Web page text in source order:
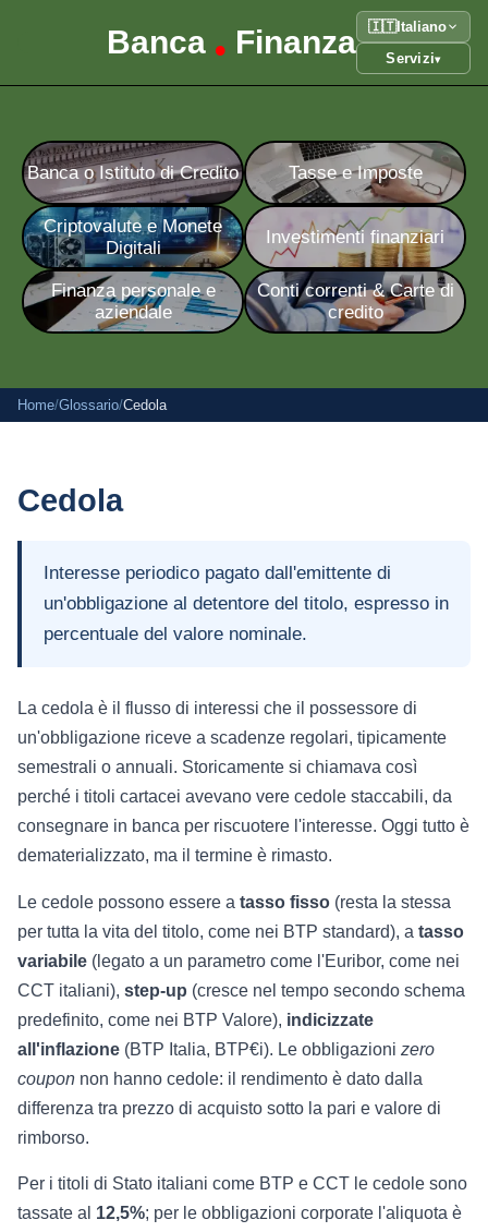
Banca • Finanza 🇮🇹 Italiano
Servizi▾
Banca o Istituto di Credito Tasse e Imposte
Criptovalute e Monete
Digitali
Investimenti finanziari
Finanza personale e
aziendale
Conti correnti & Carte di
credito
Home/Glossario/Cedola
Cedola
Interesse periodico pagato dall'emittente di
un'obbligazione al detentore del titolo, espresso in
percentuale del valore nominale.
La cedola è il flusso di interessi che il possessore di
un'obbligazione riceve a scadenze regolari, tipicamente
semestrali o annuali. Storicamente si chiamava così
perché i titoli cartacei avevano vere cedole staccabili, da
consegnare in banca per riscuotere l'interesse. Oggi tutto è
dematerializzato, ma il termine è rimasto.
Le cedole possono essere a tasso fisso (resta la stessa
per tutta la vita del titolo, come nei BTP standard), a tasso
variabile (legato a un parametro come l'Euribor, come nei
CCT italiani), step-up (cresce nel tempo secondo schema
predefinito, come nei BTP Valore), indicizzate
all'inflazione (BTP Italia, BTP€i). Le obbligazioni zero
coupon non hanno cedole: il rendimento è dato dalla
differenza tra prezzo di acquisto sotto la pari e valore di
rimborso.
Per i titoli di Stato italiani come BTP e CCT le cedole sono
tassate al 12,5%; per le obbligazioni corporate l'aliquota è